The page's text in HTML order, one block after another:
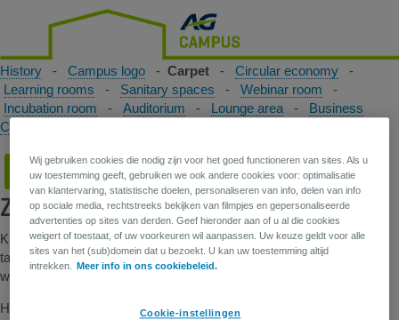
History - Campus logo - Carpet - Circular economy -
Learning rooms - Sanitary spaces - Webinar room -
Incubation room - Auditorium - Lounge area - Business
Center
VOIR LE CONTENU EN FR
Zuivere lucht, graag!
Kijk even naar beneden, naar je voeten. Die staan op een speciaal
tapijt. Het is gemaakt van gerecycleerd oude kleren en de vezels
werken als een luchtzuiveraar.
Het is dan ook het eerste tapijt ter wereld dat een certificaat heeft
Wij gebruiken cookies die nodig zijn voor het goed functioneren van sites. Als u
uw toestemming geeft, gebruiken we ook andere cookies voor: optimalisatie
van klantervaring, statistische doelen, personaliseren van info, delen van info
op sociale media, rechtstreeks bekijken van filmpjes en gepersonaliseerde
advertenties op sites van derden. Geef hieronder aan of u al die cookies
weigert of toestaat, of uw voorkeuren wil aanpassen. Uw keuze geldt voor alle
sites van het (sub)domein dat u bezoekt. U kan uw toestemming altijd
intrekken.
Meer info in ons cookiebeleid.
Cookie-instellingen